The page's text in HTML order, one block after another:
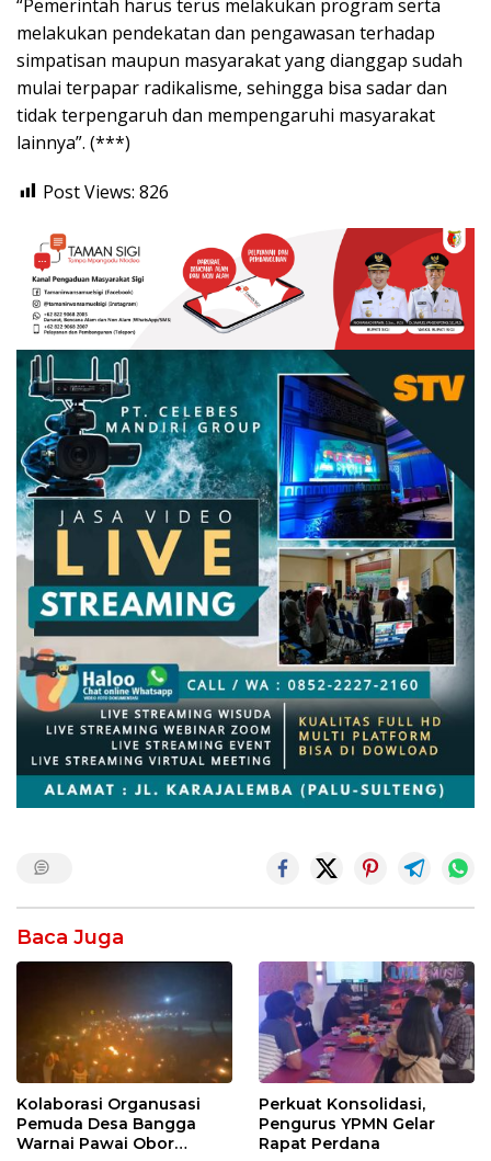
“Pemerintah harus terus melakukan program serta
melakukan pendekatan dan pengawasan terhadap
simpatisan maupun masyarakat yang dianggap sudah
mulai terpapar radikalisme, sehingga bisa sadar dan
tidak terpengaruh dan mempengaruhi masyarakat
lainnya”. (***)
Post Views: 826
Baca Juga
Kolaborasi Organusasi
Pemuda Desa Bangga
Warnai Pawai Obor
Perkuat Konsolidasi,
Pengurus YPMN Gelar
Rapat Perdana